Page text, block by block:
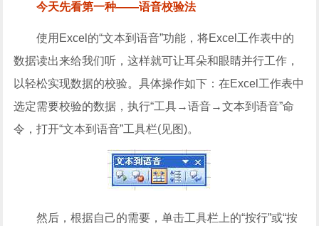
今天先看第一种——语音校验法
使用Excel的“文本到语音”功能，将Excel工作表中的
数据读出来给我们听，这样就可让耳朵和眼睛并行工作，
以轻松实现数据的校验。具体操作如下：在Excel工作表中
选定需要校验的数据，执行“工具→语音→文本到语音”命
令，打开“文本到语音”工具栏(见图)。
然后，根据自己的需要，单击工具栏上的“按行”或“按